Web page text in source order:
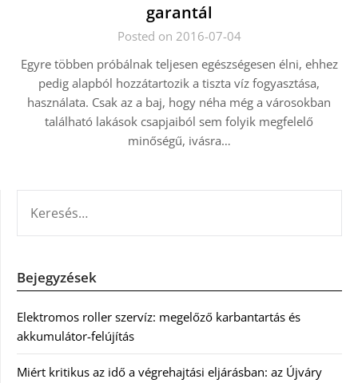
garantál
Posted on 2016-07-04
Egyre többen próbálnak teljesen egészségesen élni, ehhez
pedig alapból hozzátartozik a tiszta víz fogyasztása,
használata. Csak az a baj, hogy néha még a városokban
található lakások csapjaiból sem folyik megfelelő
minőségű, ivásra…
Bejegyzések
Elektromos roller szervíz: megelőző karbantartás és
akkumulátor-felújítás
Miért kritikus az idő a végrehajtási eljárásban: az Újváry